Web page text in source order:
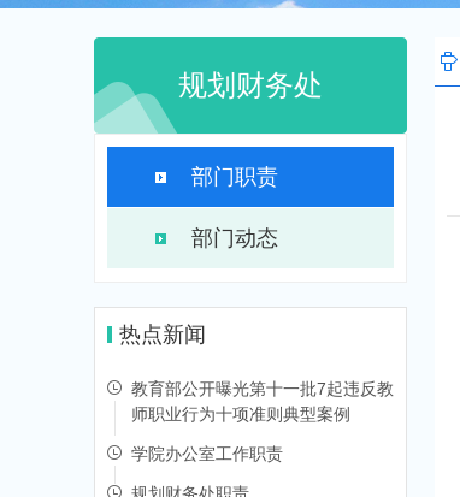
规划财务处
部门职责
部门动态
热点新闻
教育部公开曝光第十一批7起违反教
师职业行为十项准则典型案例
学院办公室工作职责